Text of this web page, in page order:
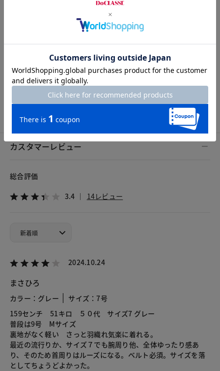
7号 9号 11号 13号 15号
カスタマーレビュー
総合評価
3.4 14レビュー
2024.10.24
まさひろ
カラー：グレー
サイズ：7号
159センチ 51キロ ５０代 サイズ7 グレー
普段は9号 Mサイズ
裏地がなく軽い さっと羽織れ気楽に着れる。
最近の流行りか、サイズ７でも腕周り他、全体ゆったり感あ
り、そのため首周りはルーズになる。ベルト必須。サイズを落
としてちょうどよかった。